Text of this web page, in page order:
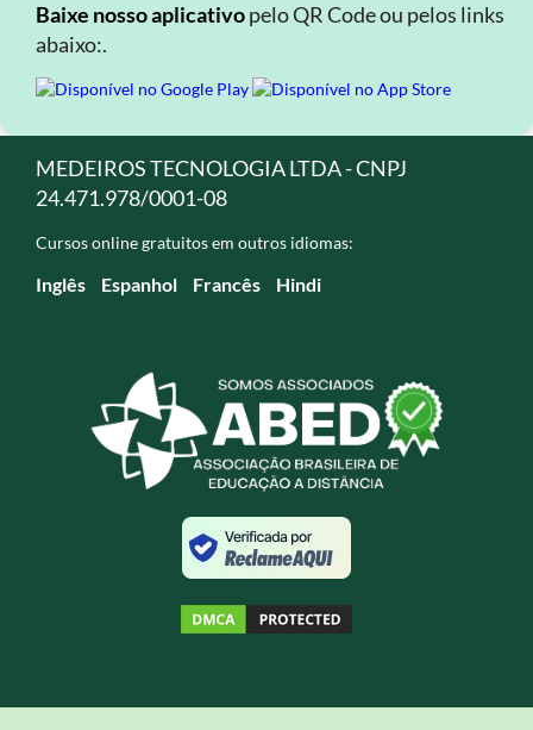
Baixe nosso aplicativopelo QR Code ou pelos links
abaixo:.
MEDEIROS TECNOLOGIA LTDA - CNPJ
24.471.978/0001-08
Cursos online gratuitos em outros idiomas:
Inglês Espanhol Francês Hindi